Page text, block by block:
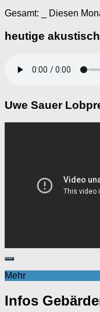
Gesamt: Diesen
heutige
Uwe Sauer
Mehr
Infos